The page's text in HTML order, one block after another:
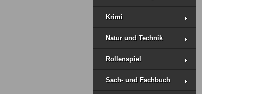
Krimi
Natur und Technik
Rollenspiel
Sach- und Fachbuch